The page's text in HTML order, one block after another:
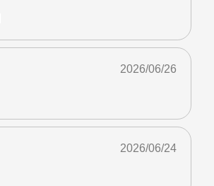
2026/06/26
2026/06/24